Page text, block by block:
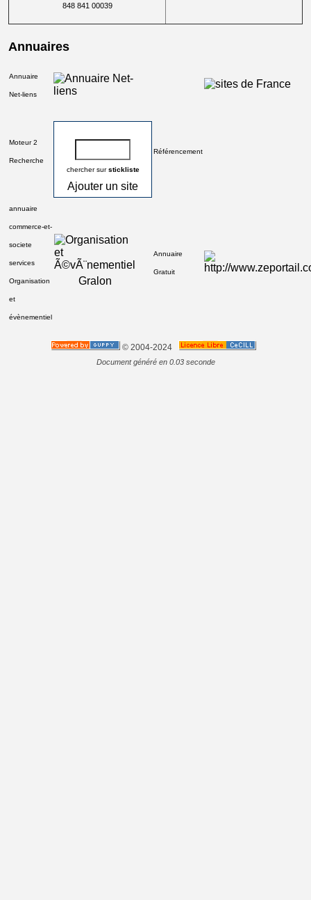
848 841 00039
Annuaires
Annuaire
Net-liens
Moteur 2
Recherche
chercher surstickliste
Ajouter un site
Référencement
annuaire
commerce-et-
societe
services
Organisation
et
évènementiel
Gralon
Annuaire
Gratuit
© 2004-2024
Document généré en 0.03 seconde